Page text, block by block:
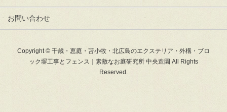
お問い合わせ
Copyright © 千歳・恵庭・苫小牧・北広島のエクステリア・外構・ブロ
ック塀工事とフェンス｜素敵なお庭研究所 中央造園 All Rights
Reserved.